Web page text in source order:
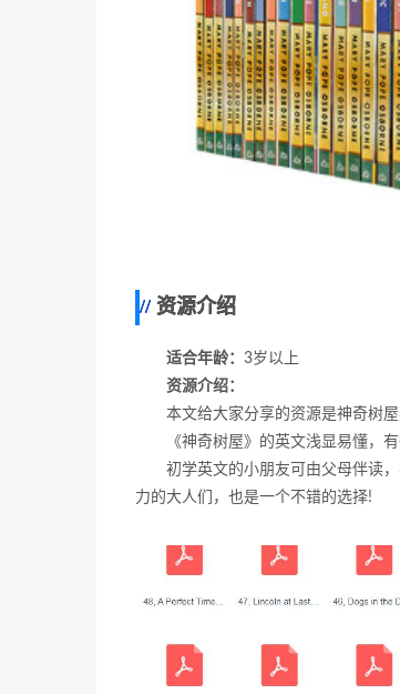
资源介绍
适合年龄： 3岁以上
资源介绍：
本文给大家分享的资源是神奇树
《神奇树屋》的英文浅显易懂，
初学英文的小朋友可由父母伴读
力的大人们，也是一个不错的选择!